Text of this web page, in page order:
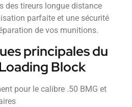
des tireurs longue distance
parfaite et une sécurité
de vos munitions.
principales du
Block
pour le calibre .50 BMG et